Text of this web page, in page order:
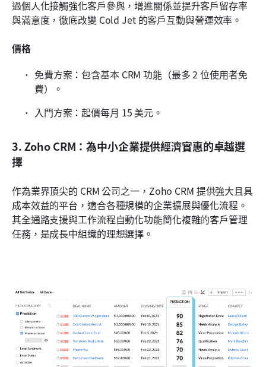
過個人化接觸強化客戶參與，增進關係並提升客戶留存率
與滿意度，徹底改變 Cold Jet 的客戶互動與營運效率。
價格
免費方案：包含基本 CRM 功能（最多 2 位使用者免
費）。
入門方案：起價每月 15 美元。
3. Zoho CRM：為中小企業提供經濟實惠的卓越選
擇
作為業界頂尖的 CRM 公司之一，Zoho CRM 提供強大且具
成本效益的平台，適合各種規模的企業擴展與優化流程。
其全通路支援與工作流程自動化功能簡化複雜的客戶管理
任務，是成長中組織的理想選擇。